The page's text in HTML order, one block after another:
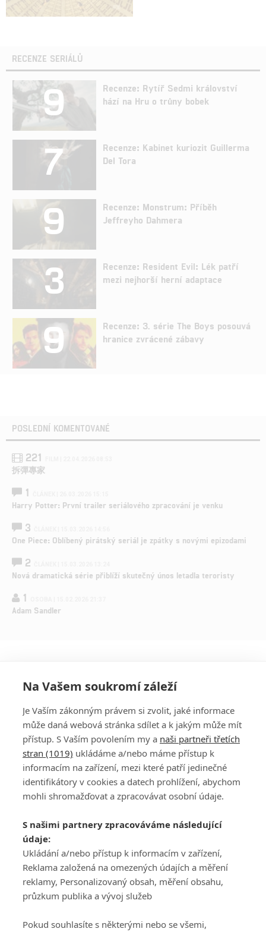
RECENZE SERIÁLŮ
9
Recenze: Rytíř Sedmi království
hází na Hru o trůny bobek
7
Recenze: Kabinet kuriozit Guillerma
Del Tora
9
Recenze: Monstrum: Příběh
Jeffreyho Dahmera
3
Recenze: Resident Evil: Lék patří
mezi nejhorší herní adaptace
9
Recenze: 3. série The Boys posouvá
hranice zvrácené zábavy
POSLEDNÍ KOMENTOVANÉ
221
拆彈專家
1
Harry Potter: První trailer seriálového zpracování je venku
3
One Piece: Oblíbený pirátský seriál je zpátky s novými epizodami
2
Nová dramatická série přiblíží skutečný únos letadla teroristy
1
Adam Sandler
PŘIHLÁSIT
REGISTROVAT
DISKUZE
Šéfredaktorkou webu jePetr Slavík, e-mailserialy@fandimefilmu.cz
Máte-li zájem o inzerci na našem webu napište nám na e-mail
studio@koncal.com
Ochrana osobních údajů|Zásady používání cookies |Pravidla webu
Upravit nastavení soukromí
Na Vašem soukromí záleží
Je Vaším zákonným právem si zvolit, jaké informace
může daná webová stránka sdílet a k jakým může mít
přístup. S Vaším povolením my a naši partneři třetích
stran (1019) ukládáme a/nebo máme přístup k
informacím na zařízení, mezi které patří jedinečné
identifikátory v cookies a datech prohlížení, abychom
mohli shromažďovat a zpracovávat osobní údaje.
S našimi partnery zpracováváme následující
údaje:
Ukládání a/nebo přístup k informacím v zařízení,
Reklama založená na omezených údajích a měření
reklamy, Personalizovaný obsah, měření obsahu,
průzkum publika a vývoj služeb
Pokud souhlasíte s některými nebo se všemi,